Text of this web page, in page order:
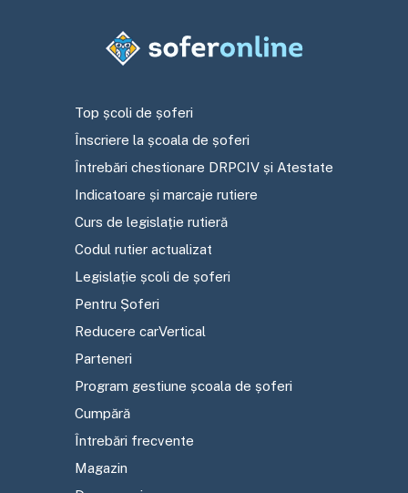
Top școli de șoferi
Înscriere la școala de șoferi
Întrebări chestionare DRPCIV și Atestate
Indicatoare și marcaje rutiere
Curs de legislație rutieră
Codul rutier actualizat
Legislație școli de șoferi
Pentru Șoferi
Reducere carVertical
Parteneri
Program gestiune școala de șoferi
Cumpără
Întrebări frecvente
Magazin